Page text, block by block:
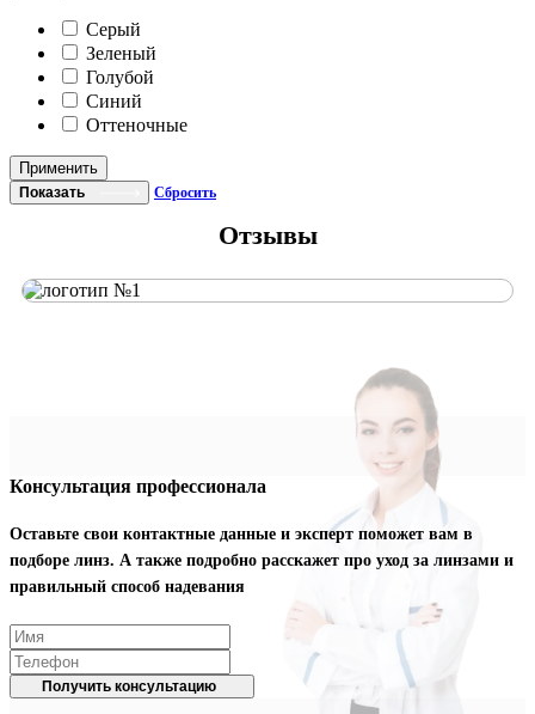
Серый
Зеленый
Голубой
Синий
Оттеночные
Применить
Показать Сбросить
Отзывы
Консультация профессионала
Оставьте свои контактные данные и эксперт поможет вам в
подборе линз. А также подробно расскажет про уход за линзами и
правильный способ надевания
Получить консультацию